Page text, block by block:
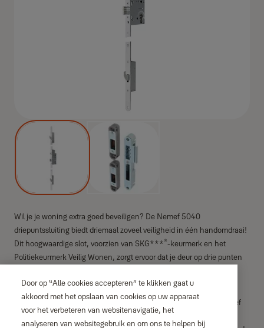
Wil je je woning extra goed beveiligen? De Nemef 5040
driepuntssluiting biedt driemaal zoveel veiligheid in één handomdraai!
Dit hoogwaardige slot, voorzien van SKG***®-keurmerk en het
Politiekeurmerk Veilig Wonen, zorgt ervoor dat je deur op drie punten
Dankzij de cilinderbediening draai je eenvoudig met je sleutel de
robuuste haakschoten uit, waardoor je deur stevig vastzit. De Nemef
5040 driepuntssluiting heeft een compacte slotkast, waardoor hij
Door op “Alle cookies accepteren” te klikken gaat u
akkoord met het opslaan van cookies op uw apparaat
voor het verbeteren van websitenavigatie, het
analyseren van websitegebruik en om ons te helpen bij